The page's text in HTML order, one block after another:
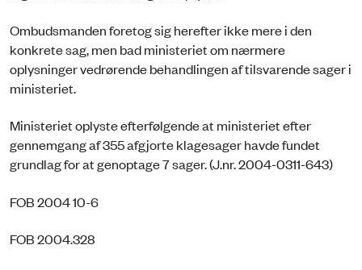
Ombudsmanden foretog sig herefter ikke mere i den
konkrete sag, men bad ministeriet om nærmere
oplysninger vedrørende behandlingen af tilsvarende sager i
ministeriet.
Ministeriet oplyste efterfølgende at ministeriet efter
gennemgang af 355 afgjorte klagesager havde fundet
grundlag for at genoptage 7 sager. (J.nr. 2004-0311-643)
FOB 2004 10-6
FOB 2004.328